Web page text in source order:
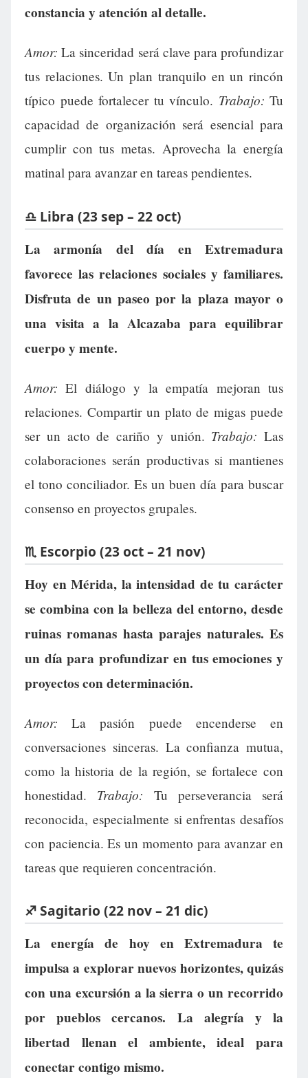
constancia y atención al detalle.
Amor: La sinceridad será clave para profundizar
tus relaciones. Un plan tranquilo en un rincón
típico puede fortalecer tu vínculo. Trabajo: Tu
capacidad de organización será esencial para
cumplir con tus metas. Aprovecha la energía
matinal para avanzar en tareas pendientes.
♎ Libra (23 sep – 22 oct)
La armonía del día en Extremadura
favorece las relaciones sociales y familiares.
Disfruta de un paseo por la plaza mayor o
una visita a la Alcazaba para equilibrar
cuerpo y mente.
Amor: El diálogo y la empatía mejoran tus
relaciones. Compartir un plato de migas puede
ser un acto de cariño y unión. Trabajo: Las
colaboraciones serán productivas si mantienes
el tono conciliador. Es un buen día para buscar
consenso en proyectos grupales.
♏ Escorpio (23 oct – 21 nov)
Hoy en Mérida, la intensidad de tu carácter
se combina con la belleza del entorno, desde
ruinas romanas hasta parajes naturales. Es
un día para profundizar en tus emociones y
proyectos con determinación.
Amor: La pasión puede encenderse en
conversaciones sinceras. La confianza mutua,
como la historia de la región, se fortalece con
honestidad. Trabajo: Tu perseverancia será
reconocida, especialmente si enfrentas desafíos
con paciencia. Es un momento para avanzar en
tareas que requieren concentración.
♐ Sagitario (22 nov – 21 dic)
La energía de hoy en Extremadura te
impulsa a explorar nuevos horizontes, quizás
con una excursión a la sierra o un recorrido
por pueblos cercanos. La alegría y la
libertad llenan el ambiente, ideal para
conectar contigo mismo.